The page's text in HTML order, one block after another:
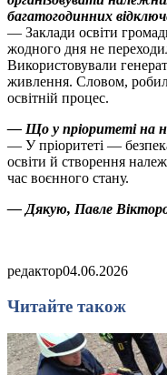
багатогодинних
— Заклади освіти
жодного дня не
Використовували
живлення. Словом,
освітній процес.
— Що у пріоритеті на
— У пріоритеті —
освіти й створення
час воєнного стану.
— Дякую, Павле
редактор04.06.2026
Читайте також